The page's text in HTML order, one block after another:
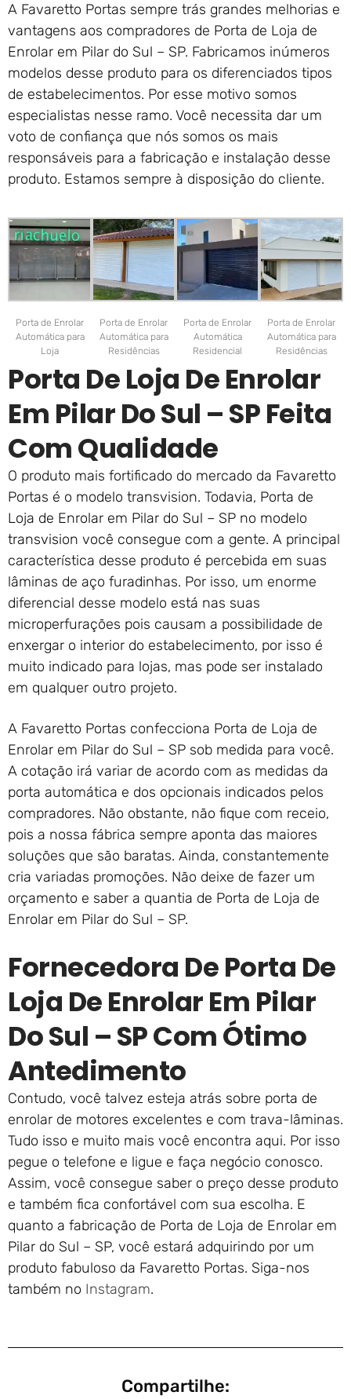
A Favaretto Portas sempre trás grandes melhorias e
vantagens aos compradores de Porta de Loja de
Enrolar em Pilar do Sul – SP. Fabricamos inúmeros
modelos desse produto para os diferenciados tipos
de estabelecimentos. Por esse motivo somos
especialistas nesse ramo. Você necessita dar um
voto de confiança que nós somos os mais
responsáveis para a fabricação e instalação desse
produto. Estamos sempre à disposição do cliente.
Porta de Enrolar
Automática para
Loja
Porta de Enrolar
Automática para
Residências
Porta de Enrolar
Automática
Residencial
Porta de Enrolar
Automática para
Residências
Porta De Loja De Enrolar
Em Pilar Do Sul – SP Feita
Com Qualidade
O produto mais fortificado do mercado da Favaretto
Portas é o modelo transvision. Todavia, Porta de
Loja de Enrolar em Pilar do Sul – SP no modelo
transvision você consegue com a gente. A principal
característica desse produto é percebida em suas
lâminas de aço furadinhas. Por isso, um enorme
diferencial desse modelo está nas suas
microperfurações pois causam a possibilidade de
enxergar o interior do estabelecimento, por isso é
muito indicado para lojas, mas pode ser instalado
em qualquer outro projeto.
A Favaretto Portas confecciona Porta de Loja de
Enrolar em Pilar do Sul – SP sob medida para você.
A cotação irá variar de acordo com as medidas da
porta automática e dos opcionais indicados pelos
compradores. Não obstante, não fique com receio,
pois a nossa fábrica sempre aponta das maiores
soluções que são baratas. Ainda, constantemente
cria variadas promoções. Não deixe de fazer um
orçamento e saber a quantia de Porta de Loja de
Enrolar em Pilar do Sul – SP.
Fornecedora De Porta De
Loja De Enrolar Em Pilar
Do Sul – SP Com Ótimo
Antedimento
Contudo, você talvez esteja atrás sobre porta de
enrolar de motores excelentes e com trava-lâminas.
Tudo isso e muito mais você encontra aqui. Por isso
pegue o telefone e ligue e faça negócio conosco.
Assim, você consegue saber o preço desse produto
e também fica confortável com sua escolha. E
quanto a fabricação de Porta de Loja de Enrolar em
Pilar do Sul – SP, você estará adquirindo por um
produto fabuloso da Favaretto Portas. Siga-nos
também no Instagram.
Compartilhe: